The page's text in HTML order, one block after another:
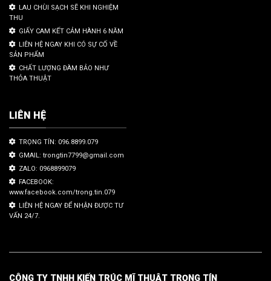
LAU CHÙI SẠCH SẼ KHI NGHIỆM
THU
GIẤY CAM KẾT CẢM HÀNH 6 NĂM
LIÊN HỆ NGAY KHI CÓ SỰ CỐ VỀ
SẢN PHẨM
CHẤT LƯỢNG ĐÀM BẢO NHƯ
THỎA THUẬT
LIÊN HỆ
TRỌNG TÍN: 096.8899.079
GMAIL: trongtin7799@gmail.com
ZALO: 0968899079
FACEBOOK:
www.facebook.com/trong.tin.079
LIÊN HỆ NGAY ĐỂ NHẬN ĐƯỢC TƯ
VẤN 24/7.
CÔNG TY TNHH KIẾN TRÚC MĨ THUẬT TRỌNG TÍN